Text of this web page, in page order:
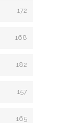
172
168
182
157
165